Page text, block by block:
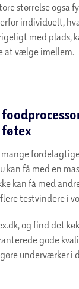
størrelse også
individuelt,
med plads,
at vælge imellem.
føtex
kan få med en
kan få med
testvindere i
og find det
gode
underværker i